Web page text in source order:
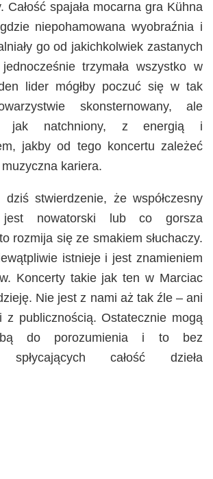
Całość spajała mocarna gra Kühna
niepohamowana wyobraźnia i
go od jakichkolwiek zastanych
trzymała wszystko w
lider mógłby poczuć się w tak
skonsternowany, ale
jak natchniony, z energią i
jakby od tego koncertu zależeć
muzyczna kariera.
dziś stwierdzenie, że współczesny
nowatorski lub co gorsza
rozmija się ze smakiem słuchaczy.
istnieje i jest znamieniem
Koncerty takie jak ten w Marciac
Nie jest z nami aż tak źle – ani
z publicznością. Ostatecznie mogą
do porozumienia i to bez
spłycających całość dzieła